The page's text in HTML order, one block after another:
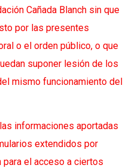
Cañada Blanch sin que
por las presentes
o el orden público, o que
suponer lesión de los
mismo funcionamiento del
informaciones aportadas
extendidos por
para el acceso a ciertos